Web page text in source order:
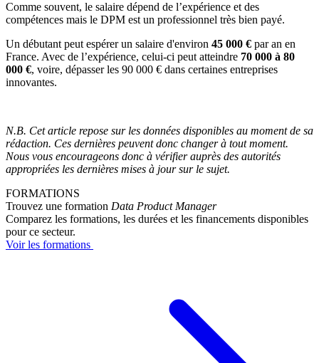
Comme souvent, le salaire dépend de l’expérience et des
compétences mais le DPM est un professionnel très bien payé.
Un débutant peut espérer un salaire d'environ 45 000 € par an en
France. Avec de l’expérience, celui-ci peut atteindre 70 000 à 80
000 €, voire, dépasser les 90 000 € dans certaines entreprises
innovantes.
N.B. Cet article repose sur les données disponibles au moment de sa
rédaction. Ces dernières peuvent donc changer à tout moment.
Nous vous encourageons donc à vérifier auprès des autorités
appropriées les dernières mises à jour sur le sujet.
FORMATIONS
Trouvez une formation Data Product Manager
Comparez les formations, les durées et les financements disponibles
pour ce secteur.
Voir les formations